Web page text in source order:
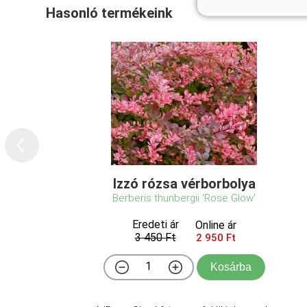
Hasonló termékeink
Izzó rózsa vérborbolya
Berberis thunbergii 'Rose Glow'
Eredeti ár
3 450 Ft
Online ár
2 950 Ft
Kosárba